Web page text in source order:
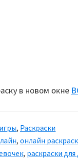
в новом окне
, Раскраски
, онлайн
, раскраски